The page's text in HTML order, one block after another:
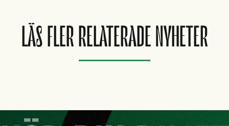
LÄS FLER RELATERADE NYHETER